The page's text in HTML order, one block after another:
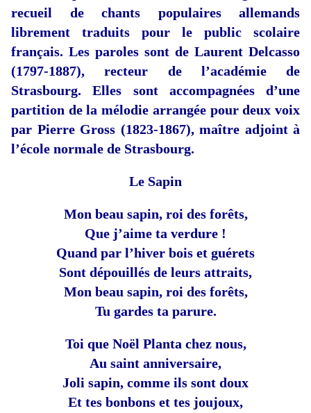
recueil de chants populaires allemands
librement traduits pour le public scolaire
français. Les paroles sont de Laurent Delcasso
(1797-1887), recteur de l’académie de
Strasbourg. Elles sont accompagnées d’une
partition de la mélodie arrangée pour deux voix
par Pierre Gross (1823-1867), maître adjoint à
l’école normale de Strasbourg.
Le Sapin
Mon beau sapin, roi des forêts,
Que j’aime ta verdure !
Quand par l’hiver bois et guérets
Sont dépouillés de leurs attraits,
Mon beau sapin, roi des forêts,
Tu gardes ta parure.
Toi que Noël Planta chez nous,
Au saint anniversaire,
Joli sapin, comme ils sont doux
Et tes bonbons et tes joujoux,